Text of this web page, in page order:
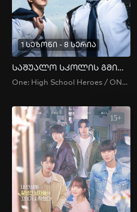
1 სეზონი - 8 სერია
საშუალო სკოლის გმირები
One: High School Heroes / ONE : 하이스쿨 히어로즈
15+